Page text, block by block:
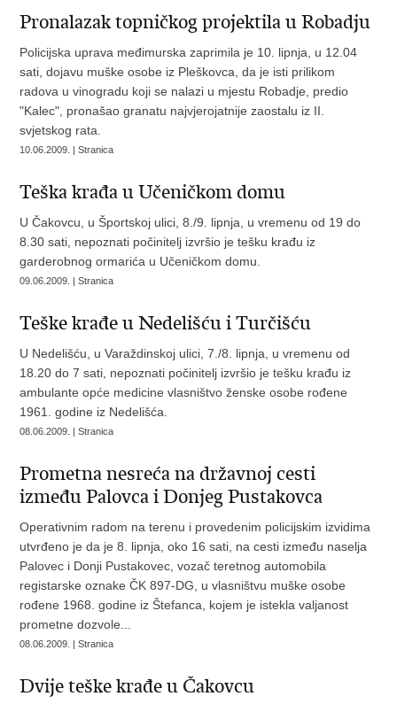
Pronalazak topničkog projektila u Robadju
Policijska uprava međimurska zaprimila je 10. lipnja, u 12.04
sati, dojavu muške osobe iz Pleškovca, da je isti prilikom
radova u vinogradu koji se nalazi u mjestu Robadje, predio
"Kalec", pronašao granatu najvjerojatnije zaostalu iz II.
svjetskog rata.
10.06.2009. | Stranica
Teška krađa u Učeničkom domu
U Čakovcu, u Športskoj ulici, 8./9. lipnja, u vremenu od 19 do
8.30 sati, nepoznati počinitelj izvršio je tešku krađu iz
garderobnog ormarića u Učeničkom domu.
09.06.2009. | Stranica
Teške krađe u Nedelišću i Turčišću
U Nedelišću, u Varaždinskoj ulici, 7./8. lipnja, u vremenu od
18.20 do 7 sati, nepoznati počinitelj izvršio je tešku krađu iz
ambulante opće medicine vlasništvo ženske osobe rođene
1961. godine iz Nedelišća.
08.06.2009. | Stranica
Prometna nesreća na državnoj cesti
između Palovca i Donjeg Pustakovca
Operativnim radom na terenu i provedenim policijskim izvidima
utvrđeno je da je 8. lipnja, oko 16 sati, na cesti između naselja
Palovec i Donji Pustakovec, vozač teretnog automobila
registarske oznake ČK 897-DG, u vlasništvu muške osobe
rođene 1968. godine iz Štefanca, kojem je istekla valjanost
prometne dozvole...
08.06.2009. | Stranica
Dvije teške krađe u Čakovcu